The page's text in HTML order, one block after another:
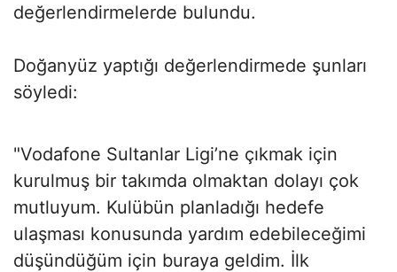
değerlendirmelerde bulundu.
Doğanyüz yaptığı değerlendirmede şunları
söyledi:
"Vodafone Sultanlar Ligi’ne çıkmak için
kurulmuş bir takımda olmaktan dolayı çok
mutluyum. Kulübün planladığı hedefe
ulaşması konusunda yardım edebileceğimi
düşündüğüm için buraya geldim. İlk